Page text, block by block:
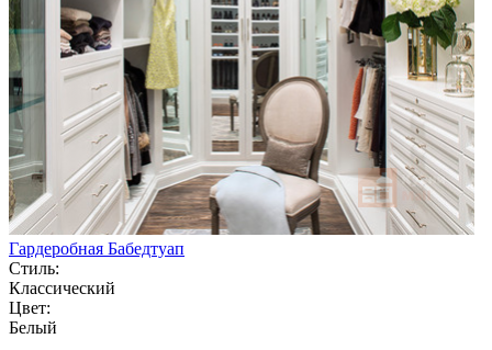
Гардеробная Бабедтуап
Стиль:
Классический
Цвет:
Белый